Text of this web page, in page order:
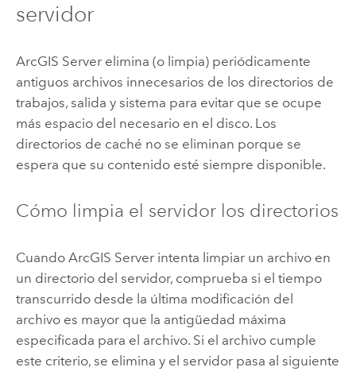
servidor
ArcGIS Serverelimina (o limpia) periódicamente
antiguos archivos innecesarios de los directorios de
trabajos, salida y sistema para evitar que se ocupe
más espacio del necesario en el disco. Los
directorios de caché no se eliminan porque se
espera que su contenido esté siempre disponible.
Cómo limpia el servidor los directorios
Cuando ArcGIS Serverintenta limpiar un archivo en
un directorio del servidor, comprueba si el tiempo
transcurrido desde la última modificación del
archivo es mayor que la antigüedad máxima
especificada para el archivo. Si el archivo cumple
este criterio, se elimina y el servidor pasa al siguiente